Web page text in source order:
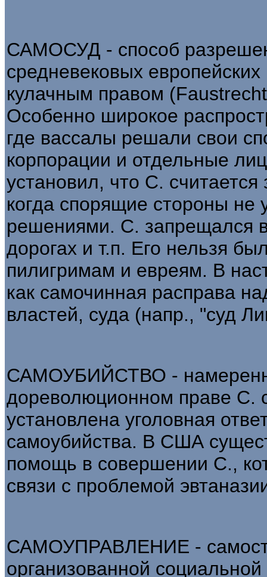
САМОСУД - способ
средневековых
кулачным правом
Особенно широкое
где вассалы решали свои
корпорации и отдельные
установил, что С.
когда спорящие стороны
решениями. С. запрещался
дорогах и т.п. Его нельзя
пилигримам и евреям. В
как самочинная расправа
властей, суда (напр., "суд
САМОУБИЙСТВО -
дореволюционном праве С.
установлена уголовная
самоубийства. В США
помощь в совершении С.,
связи с проблемой
САМОУПРАВЛЕНИЕ -
организованной